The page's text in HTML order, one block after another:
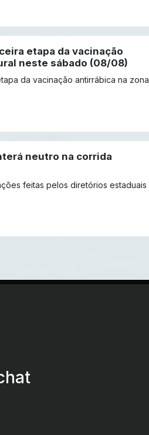
etapa da vacinação
neste sábado (08/08)
da vacinação antirrábica na zona
neutro na corrida
feitas pelos diretórios estaduais